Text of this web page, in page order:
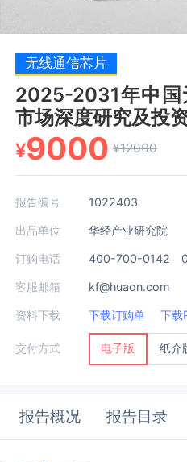
无线通信芯片
2025-2031年中国
市场深度研究及投
¥9000 ¥12000
报告编号 1022403
出品单位 华经产业研究院
订购电话 400-700-0142
客服邮箱 kf@huaon.com
资料下载 下载订购单 下载
交付方式 电子版 纸介
报告概况 报告目录